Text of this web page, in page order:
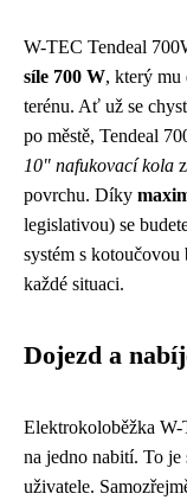
W-TEC Tendeal
síle 700 W, který mu
terénu. Ať už se
po městě, Tendeal
10" nafukovací kola
povrchu. Díky
legislativou) se
systém s
každé situaci.
Dojezd a
Elektrokoloběžka
na jedno nabití. To je
uživatele.